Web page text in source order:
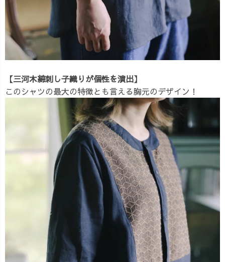
【三河木綿刺し子織りが個性を演出】
このシャツの最大の特徴とも言える胸元のデザイン！